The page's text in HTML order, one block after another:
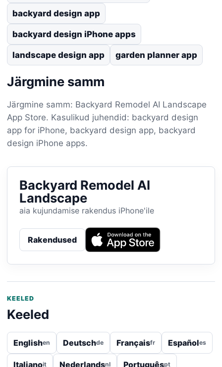
backyard design app
backyard design iPhone apps
landscape design app garden planner app
Järgmine samm
Järgmine samm: Backyard Remodel AI Landscape
App Store. Kasulikud juhendid: backyard design
app for iPhone, backyard design app, backyard
design iPhone apps.
Backyard Remodel AI
Landscape
aia kujundamise rakendus iPhone'ile
Rakendused
KEELED
Keeled
Englishen Deutschde Françaisfr Españoles
Italianoit Nederlandsnl Portuguêspt